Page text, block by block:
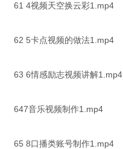
61 4视频天空换云彩1.mp4
62 5卡点视频的做法1.mp4
63 6情感励志视频讲解1.mp4
647音乐视频制作1.mp4
65 8口播类账号制作1.mp4